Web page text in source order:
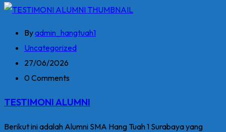
Byadmin_hangtuah1
Uncategorized
27/06/2026
0 Comments
TESTIMONI ALUMNI
Berikut ini adalah Alumni SMA Hang Tuah 1 Surabaya yang